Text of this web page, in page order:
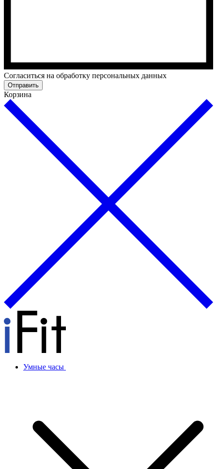
Cогласиться на обработку персональных данных
Отправить
Корзина
Умные часы